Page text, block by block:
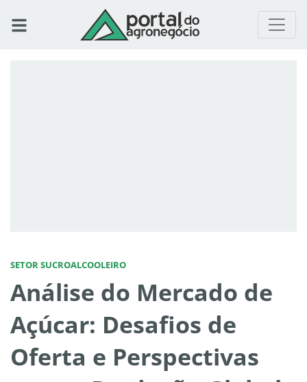
SETOR SUCROALCOOLEIRO
Análise do Mercado de
Açúcar: Desafios de
Oferta e Perspectivas